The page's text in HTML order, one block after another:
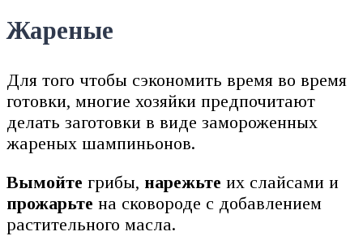
Жареные
Для того чтобы сэкономить время во время
готовки, многие хозяйки предпочитают
делать заготовки в виде замороженных
жареных шампиньонов.
Вымойте грибы, нарежьте их слайсами и
прожарьте на сковороде с добавлением
растительного масла.